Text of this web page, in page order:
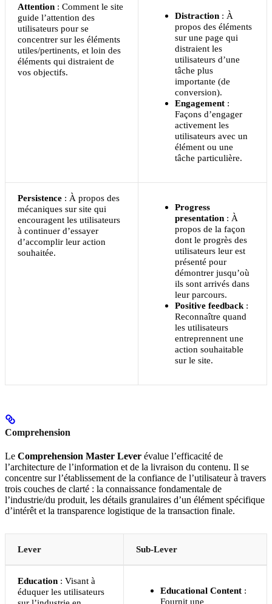
Attention : Comment le site
guide l’attention des
utilisateurs pour se
concentrer sur les éléments
utiles/pertinents, et loin des
éléments qui distraient de
vos objectifs.
Distraction : À
propos des éléments
sur une page qui
distraient les
utilisateurs d’une
tâche plus
importante (de
conversion).
Engagement :
Façons d’engager
activement les
utilisateurs avec un
élément ou une
tâche particulière.
Persistence : À propos des
mécaniques sur site qui
encouragent les utilisateurs
à continuer d’essayer
d’accomplir leur action
souhaitée.
Progress
presentation : À
propos de la façon
dont le progrès des
utilisateurs leur est
présenté pour
démontrer jusqu’où
ils sont arrivés dans
leur parcours.
Positive feedback :
Reconnaître quand
les utilisateurs
entreprennent une
action souhaitable
sur le site.
Comprehension
Le Comprehension Master Lever évalue l’efficacité de
l’architecture de l’information et de la livraison du contenu. Il se
concentre sur l’établissement de la confiance de l’utilisateur à travers
trois couches de clarté : la connaissance fondamentale de
l’industrie/du produit, les détails granulaires d’un élément spécifique
d’intérêt et la transparence logistique de la transaction finale.
Lever Sub-Lever
Education : Visant à
éduquer les utilisateurs
Educational Content :
Fournit une